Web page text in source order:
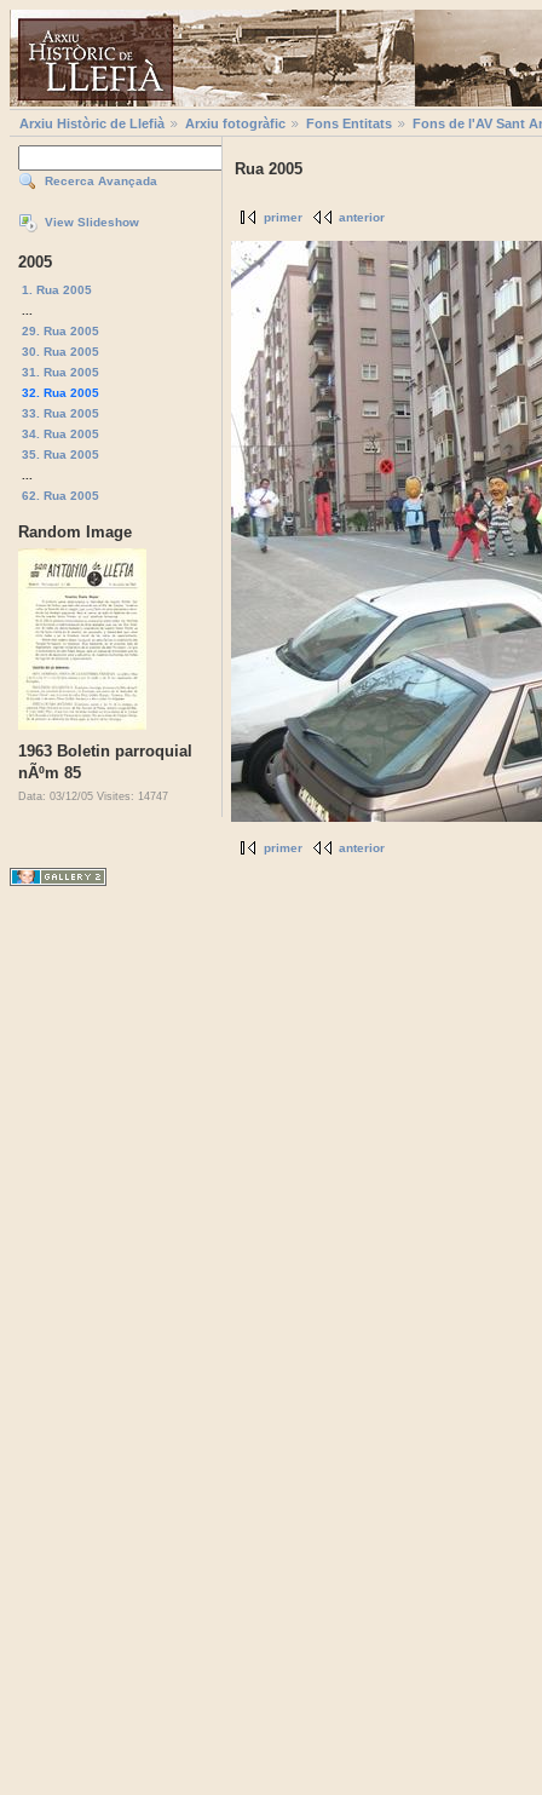
Arxiu Històric de Llefià Arxiu fotogràfic Fons Entitats Fons de l'AV Sant
Recerca Avançada
View Slideshow
2005
1. Rua 2005
29. Rua 2005
30. Rua 2005
31. Rua 2005
32. Rua 2005
33. Rua 2005
34. Rua 2005
35. Rua 2005
62. Rua 2005
Random Image
1963 Boletin parroquial
nÃºm 85
Data: 03/12/05 Visites: 14747
Rua 2005
primer anterior
primer anterior